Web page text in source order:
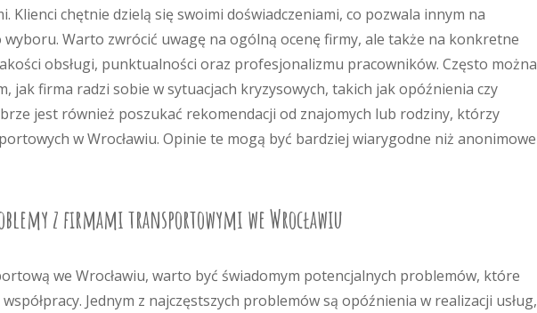
Klienci chętnie dzielą się swoimi doświadczeniami, co pozwala innym na
Warto zwrócić uwagę na ogólną ocenę firmy, ale także na konkretne
obsługi, punktualności oraz profesjonalizmu pracowników. Często można
jak firma radzi sobie w sytuacjach kryzysowych, takich jak opóźnienia czy
jest również poszukać rekomendacji od znajomych lub rodziny, którzy
w Wrocławiu. Opinie te mogą być bardziej wiarygodne niż anonimowe
z firmami transportowymi we Wrocławiu
we Wrocławiu, warto być świadomym potencjalnych problemów, które
Jednym z najczęstszych problemów są opóźnienia w realizacji usług,